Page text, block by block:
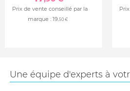
Prix de vente conseillé par la
marque : 19,50 €
Une équipe d'experts à